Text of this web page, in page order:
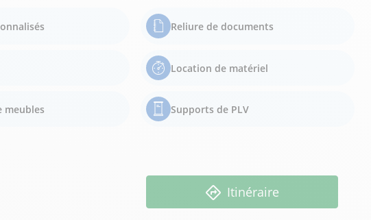
Reliure de documents
Location de matériel
meubles Supports de PLV
Itinéraire